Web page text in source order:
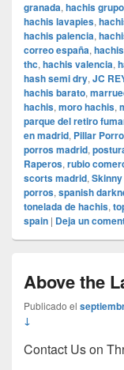
granada, hachis
hachis lavapies,
hachis palencia,
correo españa,
thc, hachis valencia,
hash semi dry, JC
hachis barato,
hachis, moro hachis,
parque del retiro
en madrid, Pillar
porros madrid,
Raperos, rubio
scorts madrid,
porros, spanish
tonelada de hachis,
spain | Deja un
Above the
Publicado el
↓
Contact Us on